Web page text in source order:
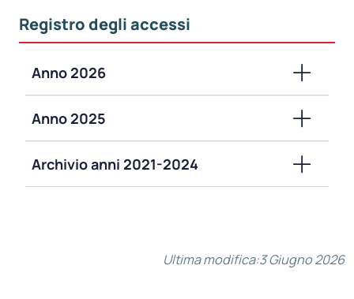
Registro degli accessi
Anno 2026
Anno 2025
Archivio anni 2021-2024
Ultima modifica:3 Giugno 2026